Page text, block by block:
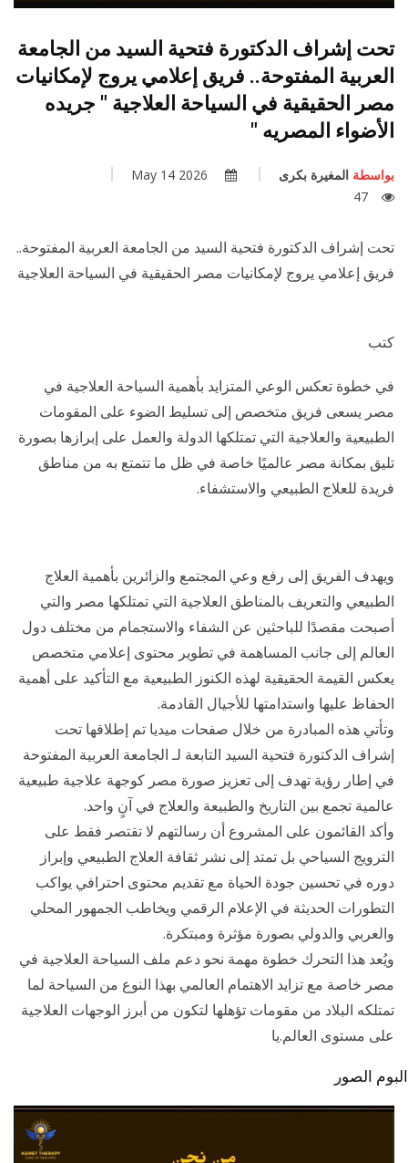
تحت إشراف الدكتورة فتحية السيد من الجامعة
العربية المفتوحة.. فريق إعلامي يروج لإمكانيات
مصر الحقيقية في السياحة العلاجية " جريده
الأضواء المصريه "
بواسطة المغيرة بكرى
47
تحت إشراف الدكتورة فتحية السيد من الجامعة العربية المفتوحة..
فريق إعلامي يروج لإمكانيات مصر الحقيقية في السياحة العلاجية
كتب
في خطوة تعكس الوعي المتزايد بأهمية السياحة العلاجية في
مصر يسعى فريق متخصص إلى تسليط الضوء على المقومات
الطبيعية والعلاجية التي تمتلكها الدولة والعمل على إبرازها بصورة
تليق بمكانة مصر عالميًا خاصة في ظل ما تتمتع به من مناطق
فريدة للعلاج الطبيعي والاستشفاء.
ويهدف الفريق إلى رفع وعي المجتمع والزائرين بأهمية العلاج
الطبيعي والتعريف بالمناطق العلاجية التي تمتلكها مصر والتي
أصبحت مقصدًا للباحثين عن الشفاء والاستجمام من مختلف دول
العالم إلى جانب المساهمة في تطوير محتوى إعلامي متخصص
يعكس القيمة الحقيقية لهذه الكنوز الطبيعية مع التأكيد على أهمية
الحفاظ عليها واستدامتها للأجيال القادمة.
وتأتي هذه المبادرة من خلال صفحات ميديا تم إطلاقها تحت
إشراف الدكتورة فتحية السيد التابعة لـ الجامعة العربية المفتوحة
في إطار رؤية تهدف إلى تعزيز صورة مصر كوجهة علاجية طبيعية
عالمية تجمع بين التاريخ والطبيعة والعلاج في آنٍ واحد.
وأكد القائمون على المشروع أن رسالتهم لا تقتصر فقط على
الترويج السياحي بل تمتد إلى نشر ثقافة العلاج الطبيعي وإبراز
دوره في تحسين جودة الحياة مع تقديم محتوى احترافي يواكب
التطورات الحديثة في الإعلام الرقمي ويخاطب الجمهور المحلي
والعربي والدولي بصورة مؤثرة ومبتكرة.
ويُعد هذا التحرك خطوة مهمة نحو دعم ملف السياحة العلاجية في
مصر خاصة مع تزايد الاهتمام العالمي بهذا النوع من السياحة لما
تمتلكه البلاد من مقومات تؤهلها لتكون من أبرز الوجهات العلاجية
على مستوى العالم.يا
البوم الصور